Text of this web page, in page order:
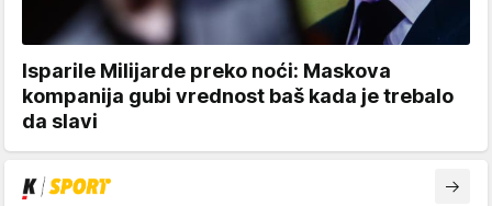
Isparile Milijarde preko noći: Maskova
kompanija gubi vrednost baš kada je trebalo
da slavi